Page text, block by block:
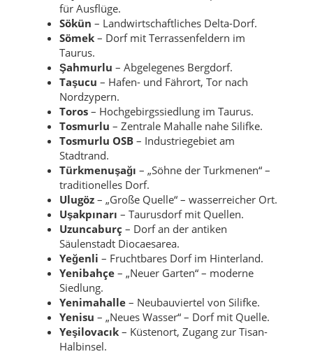
für Ausflüge.
Sökün – Landwirtschaftliches Delta-Dorf.
Sömek – Dorf mit Terrassenfeldern im
Taurus.
Şahmurlu – Abgelegenes Bergdorf.
Taşucu – Hafen- und Fährort, Tor nach
Nordzypern.
Toros – Hochgebirgssiedlung im Taurus.
Tosmurlu – Zentrale Mahalle nahe Silifke.
Tosmurlu OSB – Industriegebiet am
Stadtrand.
Türkmenuşağı – „Söhne der Turkmenen“ –
traditionelles Dorf.
Ulugöz – „Große Quelle“ – wasserreicher Ort.
Uşakpınarı – Taurusdorf mit Quellen.
Uzuncaburç – Dorf an der antiken
Säulenstadt Diocaesarea.
Yeğenli – Fruchtbares Dorf im Hinterland.
Yenibahçe – „Neuer Garten“ – moderne
Siedlung.
Yenimahalle – Neubauviertel von Silifke.
Yenisu – „Neues Wasser“ – Dorf mit Quelle.
Yeşilovacık – Küstenort, Zugang zur Tisan-
Halbinsel.